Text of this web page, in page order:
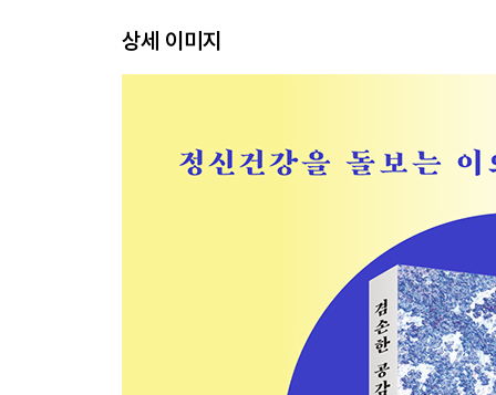
갈등을 해결하는 법
좋은 대화를 위해 필요한 것
심심함을 사랑하기
나쁜 생각을 없앨 수 있을까
상세 이미지